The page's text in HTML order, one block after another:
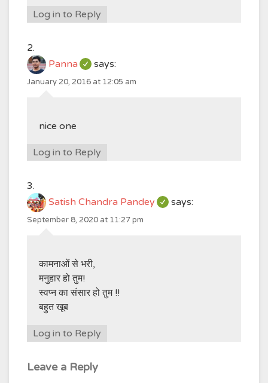
Log in to Reply
Panna says:
January 20, 2016 at 12:05 am
nice one
Log in to Reply
Satish Chandra Pandey says:
September 8, 2020 at 11:27 pm
कामनाओं से भरी,
मनुहार हो तुम!
स्वप्न का संसार हो तुम !!
बहुत खूब
Log in to Reply
Leave a Reply